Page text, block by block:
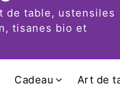
de table, ustensiles
tisanes bio et
Cadeau Art de